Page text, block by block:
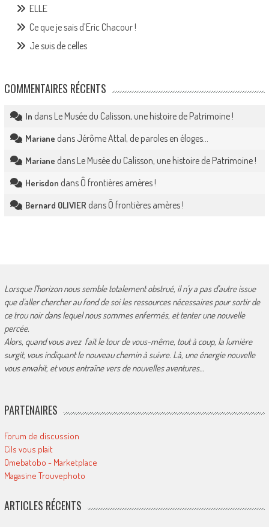
ELLE
Ce que je sais d’Eric Chacour !
Je suis de celles
COMMENTAIRES RÉCENTS
In dans Le Musée du Calisson, une histoire de Patrimoine !
Mariane dans Jérôme Attal, de paroles en éloges…
Mariane dans Le Musée du Calisson, une histoire de Patrimoine !
Herisdon dans Ô frontières amères !
Bernard OLIVIER dans Ô frontières amères !
Lorsque l’horizon nous semble totalement obstrué, il n’y a pas d’autre issue
que d’aller chercher au fond de soi les ressources nécessaires pour sortir de
ce trou noir dans lequel nous sommes enfermés, et tenter une nouvelle
percée.
Alors, quand vous avez fait le tour de vous-même, tout à coup, la lumière
surgit, vous indiquant le nouveau chemin à suivre. Là, une énergie nouvelle
vous envahit, et vous entraîne vers de nouvelles aventures…
PARTENAIRES
Forum de discussion
Cils vous plait
Omebatobo - Marketplace
Magasine Trouvephoto
ARTICLES RÉCENTS